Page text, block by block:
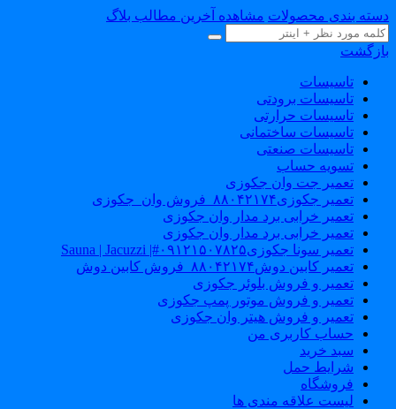
بندی محصولات مشاهده آخرین مطالب بلاگ
تاسیسات
تاسیسات برودتی
تاسیسات حرارتی
تاسیسات ساختمانی
تاسیسات صنعتی
تسویه حساب
تعمیر جت وان جکوزی
تعمیر جکوزی۸۸۰۴۲۱۷۴_فروش وان_جکوزی
تعمیر خرابی برد مدار وان جکوزی
تعمیر خرابی برد مدار وان جکوزی
تعمیر سونا جکوزی۰۹۱۲۱۵۰۷۸۲۵#| Sauna | Jacuzzi
تعمیر کابین دوش۸۸۰۴۲۱۷۴_فروش کابین دوش
تعمیر و فروش بلوئر جکوزی
تعمیر و فروش موتور پمپ جکوزی
تعمیر و فروش هیتر وان جکوزی
حساب کاربری من
سبد خرید
شرایط حمل
فروشگاه
لیست علاقه مندی ها